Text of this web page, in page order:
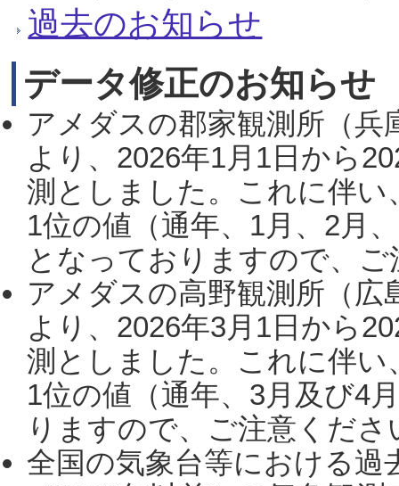
過去のお知らせ
データ修正のお知らせ
アメダスの郡家観測所（
より、2026年1月1日から
測としました。これに伴い
1位の値（通年、1月、2月
となっておりますので、
アメダスの高野観測所（
より、2026年3月1日から
測としました。これに伴い
1位の値（通年、3月及び4
りますので、ご注意くだ
全国の気象台等における過